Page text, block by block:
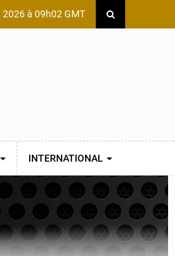
2026 à 09h02 GMT
INTERNATIONAL